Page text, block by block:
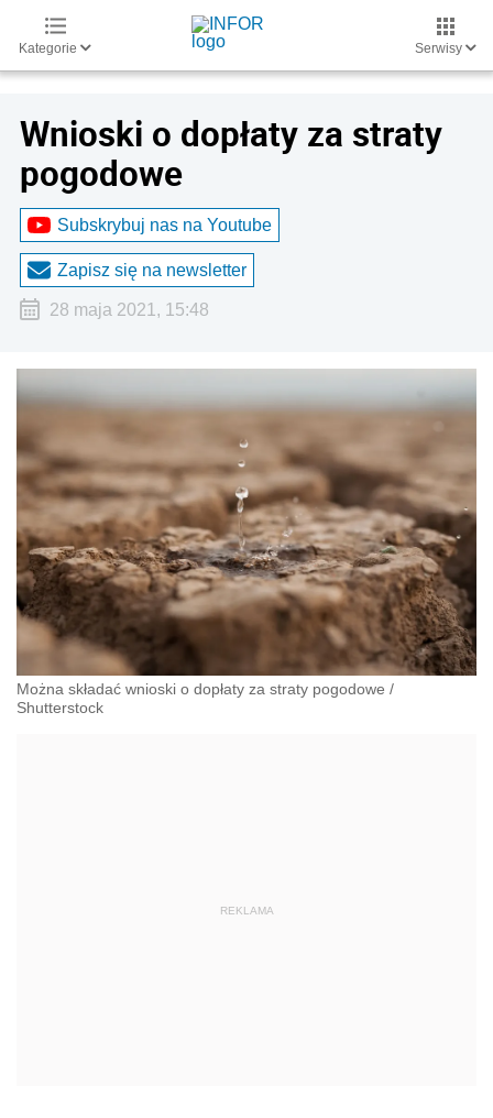
Kategorie Serwisy
Wnioski o dopłaty za straty
pogodowe
Subskrybuj nas na Youtube
Zapisz się na newsletter
28 maja 2021, 15:48
Można składać wnioski o dopłaty za straty pogodowe /
Shutterstock